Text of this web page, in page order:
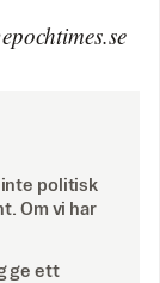
inte politisk
Om vi har
ge ett